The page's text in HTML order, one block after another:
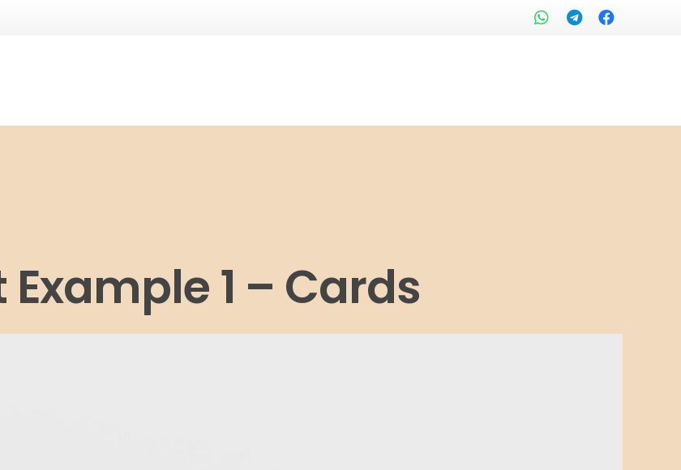
Example 1 – Cards